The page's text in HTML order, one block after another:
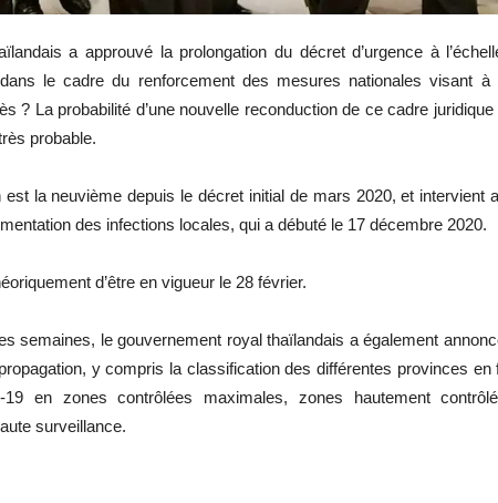
a approuvé la prolongation du décret d’urgence à
le cadre du renforcement des mesures nationales visant à
? La probabilité d’une nouvelle reconduction de ce cadre
probable.
est la neuvième depuis le décret initial de mars 2020, et intervient
des infections locales, qui a débuté le 17 décembre 2020.
d’être en vigueur le 28 février.
semaines, le gouvernement royal thaïlandais a également
y compris la classification des différentes provinces en
en zones contrôlées maximales, zones hautement
surveillance.